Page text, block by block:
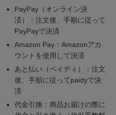
PayPay（オンライン決
済）：注文後、手順に従って
PayPayで決済
Amazon Pay：Amazonアカ
ウントを使用して決済
あと払い（ペイディ）：注文
後、手順に従ってpaidyで決
済
代金引換：商品お届けの際に